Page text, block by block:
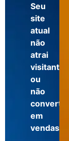
Seu
site
atual
não
atrai
visitantes
ou
não
converte
em
vendas?